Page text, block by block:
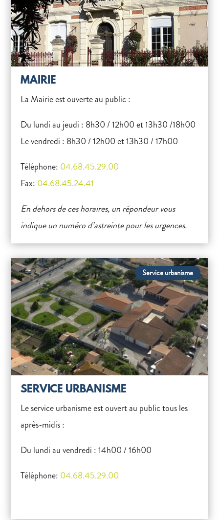
MAIRIE
La Mairie est ouverte au public :
Du lundi au jeudi : 8h30 / 12h00 et 13h30 /18h00
Le vendredi : 8h30 / 12h00 et 13h30 / 17h00
Téléphone: 04.68.45.29.00
Fax: 04.68.45.24.41
En dehors de ces horaires, un répondeur vous
indique un numéro d’astreinte pour les urgences.
Service urbanisme
SERVICE URBANISME
Le service urbanisme est ouvert au public tous les
après-midis :
Du lundi au vendredi : 14h00 / 16h00
Téléphone: 04.68.45.29.00